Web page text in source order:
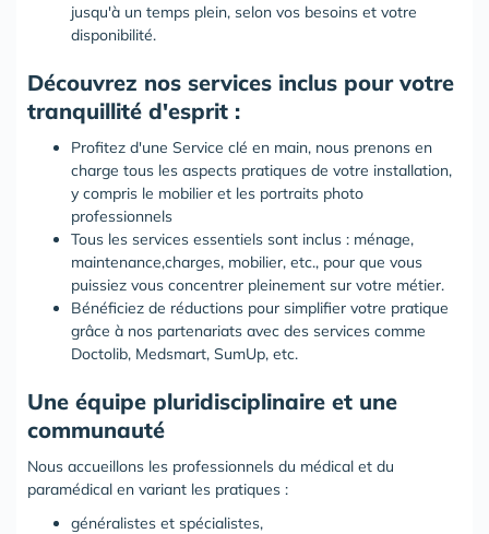
jusqu'à un temps plein, selon vos besoins et votre
disponibilité.
Découvrez nos services inclus pour votre
tranquillité d'esprit :
Profitez d'une Service clé en main, nous prenons en
charge tous les aspects pratiques de votre installation,
y compris le mobilier et les portraits photo
professionnels
Tous les services essentiels sont inclus : ménage,
maintenance,charges, mobilier, etc., pour que vous
puissiez vous concentrer pleinement sur votre métier.
Bénéficiez de réductions pour simplifier votre pratique
grâce à nos partenariats avec des services comme
Doctolib, Medsmart, SumUp, etc.
Une équipe pluridisciplinaire et une
communauté
Nous accueillons les professionnels du médical et du
paramédical en variant les pratiques :
généralistes et spécialistes,